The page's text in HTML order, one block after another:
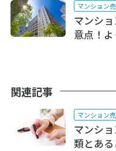
マンション
マンシ
意点！
関連記事
マンション
マンシ
類とあ